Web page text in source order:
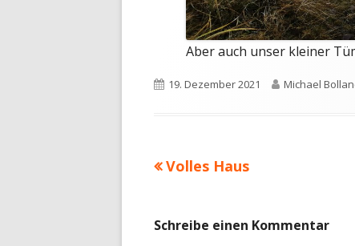
Aber auch unser kleiner
Veröffentlicht
19. Dezember 2021 Autor
Michael
Beitragsnavigation
Vorheriger
Volles Haus
Schreibe einen Kommentar